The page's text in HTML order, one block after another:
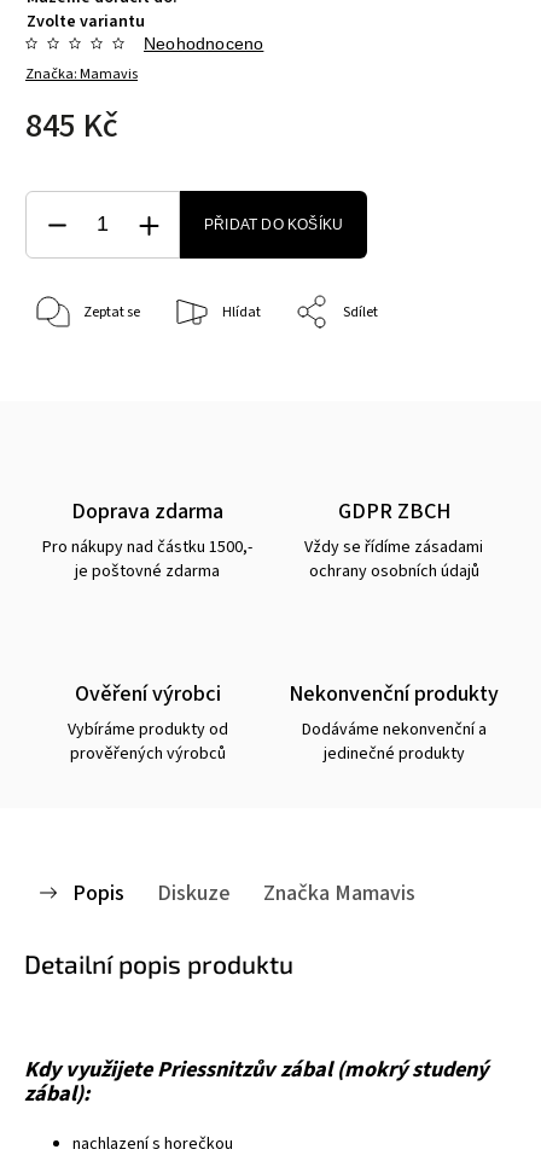
Zvolte variantu
Značka:Mamavis
Neohodnoceno
845 Kč
PŘIDAT DO KOŠÍKU
Zeptat se Hlídat Sdílet
Doprava zdarma
Pro nákupy nad částku 1500,-
je poštovné zdarma
GDPR ZBCH
Vždy se řídíme zásadami
ochrany osobních údajů
Ověření výrobci
Vybíráme produkty od
prověřených výrobců
Nekonvenční produkty
Dodáváme nekonvenční a
jedinečné produkty
Popis Diskuze Značka Mamavis
Detailní popis produktu
Kdy využijete Priessnitzův zábal (mokrý studený
zábal):
nachlazení s horečkou